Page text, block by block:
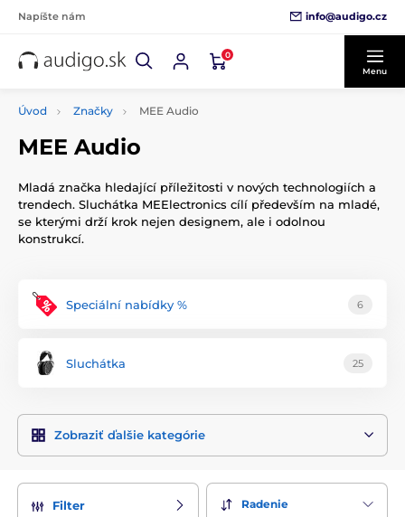
Napíšte nám info@audigo.cz
0
Menu
Úvod Značky MEE Audio
MEE Audio
Mladá značka hledající příležitosti v nových technologiích a
trendech. Sluchátka MEElectronics cílí především na mladé,
se kterými drží krok nejen designem, ale i odolnou
konstrukcí.
Speciální nabídky % 6
Sluchátka 25
Zobraziť ďalšie kategórie
Filter Radenie